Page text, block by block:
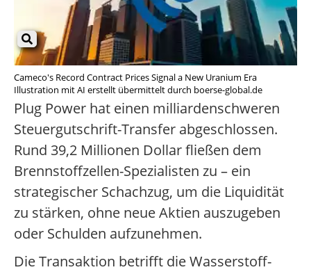
Cameco's Record Contract Prices Signal a New Uranium Era
Illustration mit AI erstellt übermittelt durch boerse-global.de
Plug Power hat einen milliardenschweren
Steuergutschrift-Transfer abgeschlossen.
Rund 39,2 Millionen Dollar fließen dem
Brennstoffzellen-Spezialisten zu – ein
strategischer Schachzug, um die Liquidität
zu stärken, ohne neue Aktien auszugeben
oder Schulden aufzunehmen.
Die Transaktion betrifft die Wasserstoff-